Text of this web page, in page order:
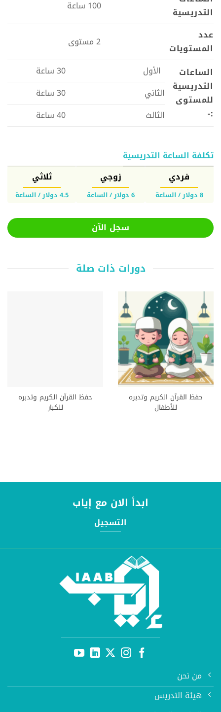
التدريسية
100 ساعة
عدد
المستويات
2 مستوى
الساعات
التدريسية
للمستوى
:-
الأول
30 ساعة
الثاني
30 ساعة
الثالث
40 ساعة
تكلفة الساعة التدريسية
فردي
8 دولار / الساعة
زوجي
6 دولار / الساعة
ثلاثي
4.5 دولار / الساعة
سجل الآن
دورات ذات صلة
حفظ القرآن الكريم وتدبره
للأطفال
حفظ القرآن الكريم وتدبره
للكبار
ابدأ الان مع إياب
التسجيل
من نحن
هيئة التدريس